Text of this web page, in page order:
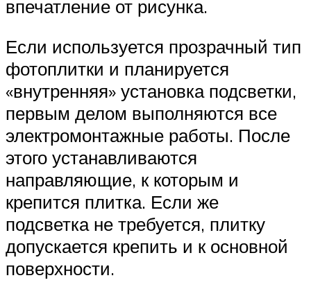
впечатление от рисунка.
Если используется прозрачный тип
фотоплитки и планируется
«внутренняя» установка подсветки,
первым делом выполняются все
электромонтажные работы. После
этого устанавливаются
направляющие, к которым и
крепится плитка. Если же
подсветка не требуется, плитку
допускается крепить и к основной
поверхности.